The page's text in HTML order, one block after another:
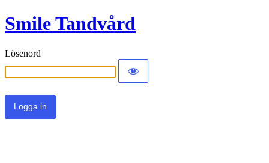
Smile Tandvård
Lösenord